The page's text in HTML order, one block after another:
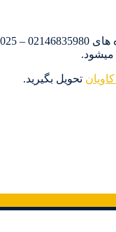
میشود.
تحویل بگیرید.